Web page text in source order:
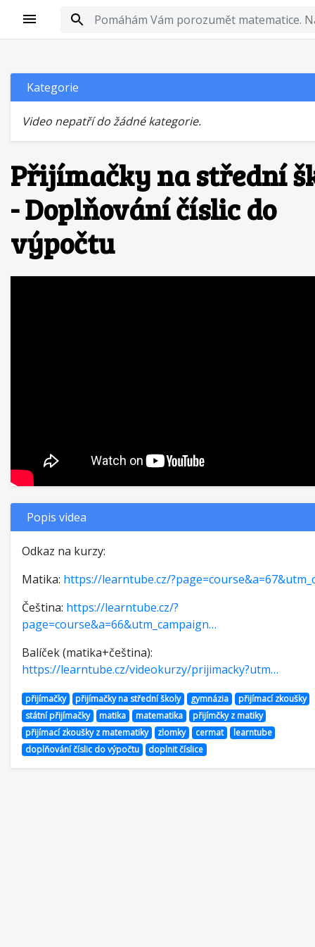
Přijímačky na střední
- Doplňování číslic do
výpočtu
Popis videa
Odkaz na kurzy:
Matika: https://learntube.cz/
Čeština: https://learntube.cz/?
page=course&a=66&utm_campaign…
Balíček (matika+čeština):
https://learntube.cz/videokurzy/prijimacky?utm…
přijímačky přijímačky na střední školy gymnázia
přijímací zkoušky
státní přijímačky
matika matematika
přijímčky z matiky
přijímací zkoušky z matematiky
zlomky cermat
learntube
doplňování číslic do výpočtu
doplnit číslice
Kategorie
Video nepatří do žádné kategorie.